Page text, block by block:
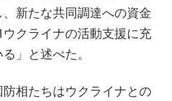
新たな共同調達への資金
クライナの活動支援に充
」と述べた。
相たちはウクライナとの